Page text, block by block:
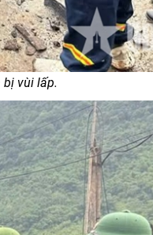
vùi lấp.